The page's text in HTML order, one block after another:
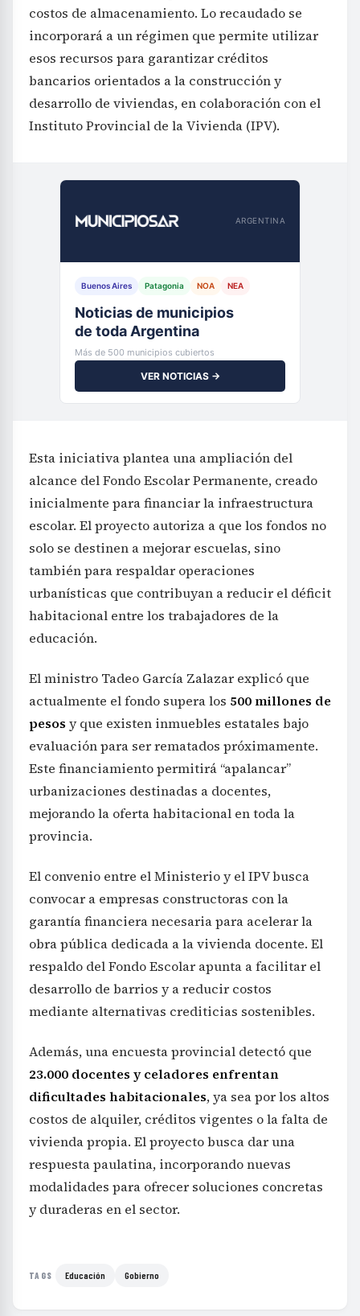
costos de almacenamiento. Lo recaudado se
incorporará a un régimen que permite utilizar
esos recursos para garantizar créditos
bancarios orientados a la construcción y
desarrollo de viviendas, en colaboración con el
Instituto Provincial de la Vivienda (IPV).
ARGENTINA
Buenos Aires Patagonia NOA NEA
Noticias de municipios
de toda Argentina
Más de 500 municipios cubiertos
VER NOTICIAS →
Esta iniciativa plantea una ampliación del
alcance del Fondo Escolar Permanente, creado
inicialmente para financiar la infraestructura
escolar. El proyecto autoriza a que los fondos no
solo se destinen a mejorar escuelas, sino
también para respaldar operaciones
urbanísticas que contribuyan a reducir el déficit
habitacional entre los trabajadores de la
educación.
El ministro Tadeo García Zalazar explicó que
actualmente el fondo supera los 500 millones de
pesos y que existen inmuebles estatales bajo
evaluación para ser rematados próximamente.
Este financiamiento permitirá “apalancar”
urbanizaciones destinadas a docentes,
mejorando la oferta habitacional en toda la
provincia.
El convenio entre el Ministerio y el IPV busca
convocar a empresas constructoras con la
garantía financiera necesaria para acelerar la
obra pública dedicada a la vivienda docente. El
respaldo del Fondo Escolar apunta a facilitar el
desarrollo de barrios y a reducir costos
mediante alternativas crediticias sostenibles.
Además, una encuesta provincial detectó que
23.000 docentes y celadores enfrentan
dificultades habitacionales, ya sea por los altos
costos de alquiler, créditos vigentes o la falta de
vivienda propia. El proyecto busca dar una
respuesta paulatina, incorporando nuevas
modalidades para ofrecer soluciones concretas
y duraderas en el sector.
TAGS Educación Gobierno